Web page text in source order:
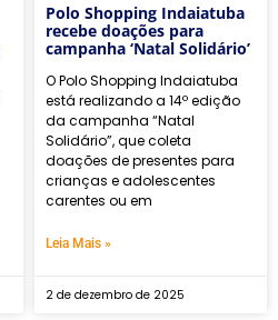
Polo Shopping Indaiatuba
recebe doações para
campanha ‘Natal Solidário’
O Polo Shopping Indaiatuba
está realizando a 14º edição
da campanha “Natal
Solidário”, que coleta
doações de presentes para
crianças e adolescentes
carentes ou em
Leia Mais »
2 de dezembro de 2025